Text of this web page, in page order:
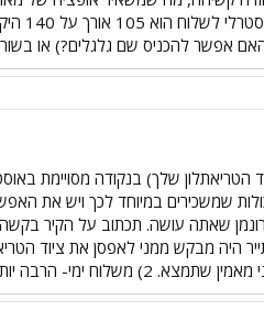
בעייה
אפשר להכניס שם גלגלים?) או
הטריאתלון שלך) בנקודה מסויימת
שמשכירים במיוחד לכך ויש את
שאתה עושה. תכתוב על הקיר
היה מבקש ממני לאפסן את ציוד
יותר זול בדרך כלל.